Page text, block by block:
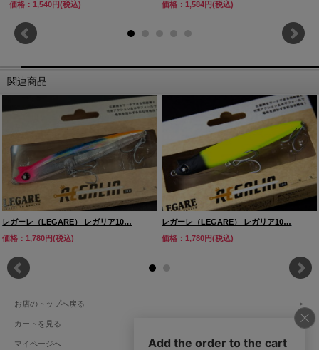
価格：1,540円(税込)
価格：1,584円(税込)
関連商品
レガーレ（LEGARE） レガリア10…
価格：1,780円(税込)
レガーレ（LEGARE） レガリア10…
価格：1,780円(税込)
お店のトップへ戻る
カートを見る
マイページへ